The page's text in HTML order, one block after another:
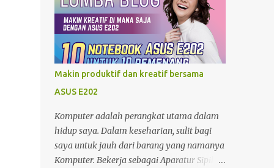
sama biasanya charger ayah di pakai ibu,
charger adik dipakai kakak. Apalagi kalau
ditengah perjalanan kehabisan baterai,
minjam charger di warung atau toko. nggak
tahu speknya asal maen colok-colokin.
Makin produktif dan kreatif bersama
ASUS E202
Komputer adalah perangkat utama dalam
hidup saya. Dalam keseharian, sulit bagi
saya untuk jauh dari barang yang namanya
Komputer. Bekerja sebagai Aparatur Sipil